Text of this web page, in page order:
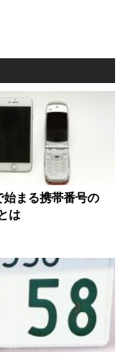
始まる携帯番号の
は